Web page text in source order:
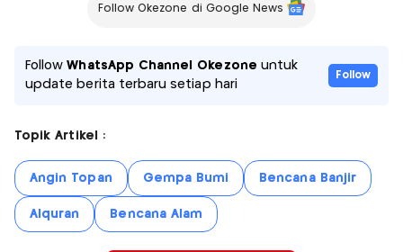
Follow Okezone di Google News
FollowWhatsApp Channel Okezone untuk
update berita terbaru setiap hari
Follow
Topik Artikel :
Angin Topan Gempa Bumi Bencana Banjir
Alquran Bencana Alam